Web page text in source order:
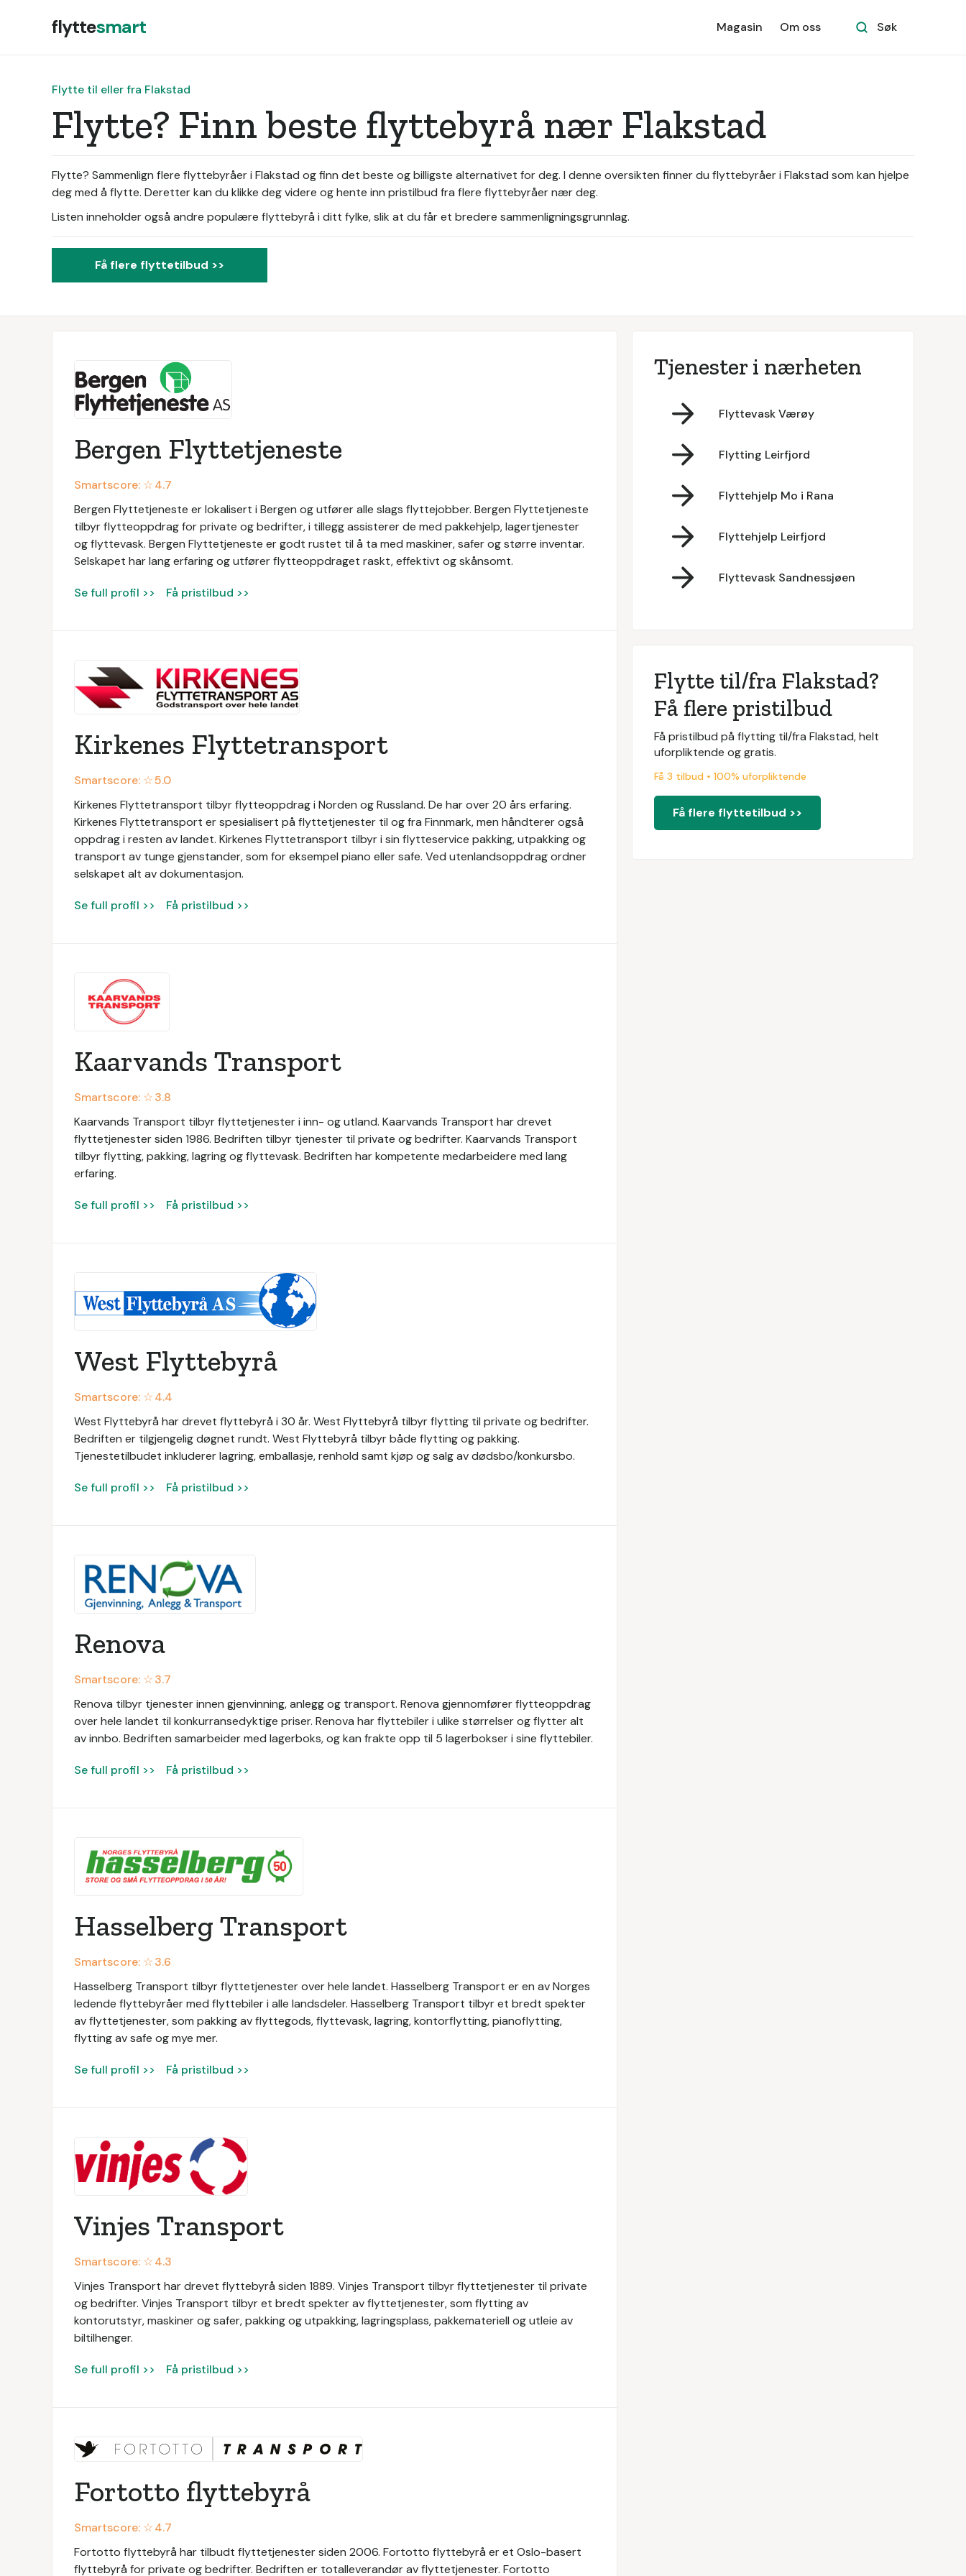
flyttesmart Magasin Om oss Søk
Flytte til eller fra Flakstad
Flytte? Finn beste flyttebyrå nær Flakstad
Flytte? Sammenlign flere flyttebyråer i Flakstad og finn det beste og billigste alternativet for deg. I denne oversikten finner du flyttebyråer i Flakstad som kan hjelpe
deg med å flytte. Deretter kan du klikke deg videre og hente inn pristilbud fra flere flyttebyråer nær deg.
Listen inneholder også andre populære flyttebyrå i ditt fylke, slik at du får et bredere sammenligningsgrunnlag.
Få flere flyttetilbud >>
Bergen Flyttetjeneste
Smartscore: ☆4.7
Bergen Flyttetjeneste er lokalisert i Bergen og utfører alle slags flyttejobber. Bergen Flyttetjeneste
tilbyr flytteoppdrag for private og bedrifter, i tillegg assisterer de med pakkehjelp, lagertjenester
og flyttevask. Bergen Flyttetjeneste er godt rustet til å ta med maskiner, safer og større inventar.
Selskapet har lang erfaring og utfører flytteoppdraget raskt, effektivt og skånsomt.
Se full profil >> Få pristilbud >>
Kirkenes Flyttetransport
Smartscore: ☆5.0
Kirkenes Flyttetransport tilbyr flytteoppdrag i Norden og Russland. De har over 20 års erfaring.
Kirkenes Flyttetransport er spesialisert på flyttetjenester til og fra Finnmark, men håndterer også
oppdrag i resten av landet. Kirkenes Flyttetransport tilbyr i sin flytteservice pakking, utpakking og
transport av tunge gjenstander, som for eksempel piano eller safe. Ved utenlandsoppdrag ordner
selskapet alt av dokumentasjon.
Se full profil >> Få pristilbud >>
Kaarvands Transport
Smartscore: ☆3.8
Kaarvands Transport tilbyr flyttetjenester i inn- og utland. Kaarvands Transport har drevet
flyttetjenester siden 1986. Bedriften tilbyr tjenester til private og bedrifter. Kaarvands Transport
tilbyr flytting, pakking, lagring og flyttevask. Bedriften har kompetente medarbeidere med lang
erfaring.
Se full profil >> Få pristilbud >>
West Flyttebyrå
Smartscore: ☆4.4
West Flyttebyrå har drevet flyttebyrå i 30 år. West Flyttebyrå tilbyr flytting til private og bedrifter.
Bedriften er tilgjengelig døgnet rundt. West Flyttebyrå tilbyr både flytting og pakking.
Tjenestetilbudet inkluderer lagring, emballasje, renhold samt kjøp og salg av dødsbo/konkursbo.
Se full profil >> Få pristilbud >>
Renova
Smartscore: ☆3.7
Renova tilbyr tjenester innen gjenvinning, anlegg og transport. Renova gjennomfører flytteoppdrag
over hele landet til konkurransedyktige priser. Renova har flyttebiler i ulike størrelser og flytter alt
av innbo. Bedriften samarbeider med lagerboks, og kan frakte opp til 5 lagerbokser i sine flyttebiler.
Se full profil >> Få pristilbud >>
Hasselberg Transport
Smartscore: ☆3.6
Hasselberg Transport tilbyr flyttetjenester over hele landet. Hasselberg Transport er en av Norges
ledende flyttebyråer med flyttebiler i alle landsdeler. Hasselberg Transport tilbyr et bredt spekter
av flyttetjenester, som pakking av flyttegods, flyttevask, lagring, kontorflytting, pianoflytting,
flytting av safe og mye mer.
Se full profil >> Få pristilbud >>
Vinjes Transport
Smartscore: ☆4.3
Vinjes Transport har drevet flyttebyrå siden 1889. Vinjes Transport tilbyr flyttetjenester til private
og bedrifter. Vinjes Transport tilbyr et bredt spekter av flyttetjenester, som flytting av
kontorutstyr, maskiner og safer, pakking og utpakking, lagringsplass, pakkemateriell og utleie av
biltilhenger.
Se full profil >> Få pristilbud >>
Fortotto flyttebyrå
Smartscore: ☆4.7
Fortotto flyttebyrå har tilbudt flyttetjenester siden 2006. Fortotto flyttebyrå er et Oslo-basert
flyttebyrå for private og bedrifter. Bedriften er totalleverandør av flyttetjenester. Fortotto
Tjenester i nærheten
Flyttevask Værøy
Flytting Leirfjord
Flyttehjelp Mo i Rana
Flyttehjelp Leirfjord
Flyttevask Sandnessjøen
Flytte til/fra Flakstad?
Få flere pristilbud
Få pristilbud på flytting til/fra Flakstad, helt
uforpliktende og gratis.
Få 3 tilbud • 100% uforpliktende
Få flere flyttetilbud >>